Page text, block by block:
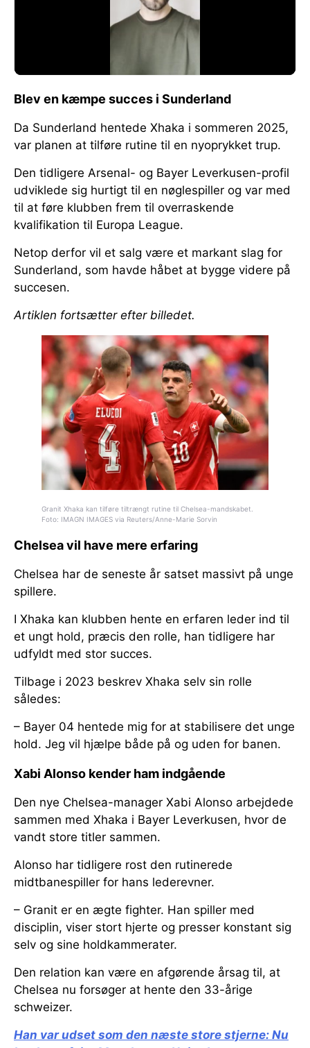
Blev en kæmpe succes i Sunderland
Da Sunderland hentede Xhaka i sommeren 2025,
var planen at tilføre rutine til en nyoprykket trup.
Den tidligere Arsenal- og Bayer Leverkusen-profil
udviklede sig hurtigt til en nøglespiller og var med
til at føre klubben frem til overraskende
kvalifikation til Europa League.
Netop derfor vil et salg være et markant slag for
Sunderland, som havde håbet at bygge videre på
succesen.
Artiklen fortsætter efter billedet.
Granit Xhaka kan tilføre tiltrængt rutine til Chelsea-mandskabet.
Foto: IMAGN IMAGES via Reuters/Anne-Marie Sorvin
Chelsea vil have mere erfaring
Chelsea har de seneste år satset massivt på unge
spillere.
I Xhaka kan klubben hente en erfaren leder ind til
et ungt hold, præcis den rolle, han tidligere har
udfyldt med stor succes.
Tilbage i 2023 beskrev Xhaka selv sin rolle
således:
– Bayer 04 hentede mig for at stabilisere det unge
hold. Jeg vil hjælpe både på og uden for banen.
Xabi Alonso kender ham indgående
Den nye Chelsea-manager Xabi Alonso arbejdede
sammen med Xhaka i Bayer Leverkusen, hvor de
vandt store titler sammen.
Alonso har tidligere rost den rutinerede
midtbanespiller for hans lederevner.
– Granit er en ægte fighter. Han spiller med
disciplin, viser stort hjerte og presser konstant sig
selv og sine holdkammerater.
Den relation kan være en afgørende årsag til, at
Chelsea nu forsøger at hente den 33-årige
schweizer.
Han var udset som den næste store stjerne: Nu